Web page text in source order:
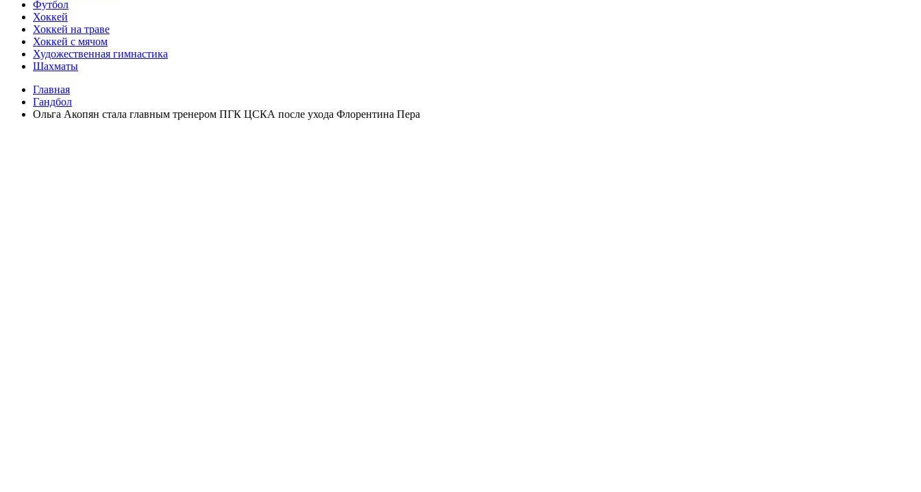
Футбол
Хоккей
Хоккей на траве
Хоккей с мячом
Художественная гимнастика
Шахматы
Главная
Гандбол
Ольга Акопян стала главным тренером ПГК ЦСКА после ухода Флорентина Пера